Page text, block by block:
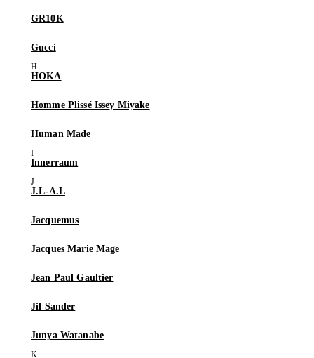
GR10K
Gucci
HOKA
Homme Plissé Issey Miyake
Human Made
Innerraum
J.L-A.L
Jacquemus
Jacques Marie Mage
Jean Paul Gaultier
Jil Sander
Junya Watanabe